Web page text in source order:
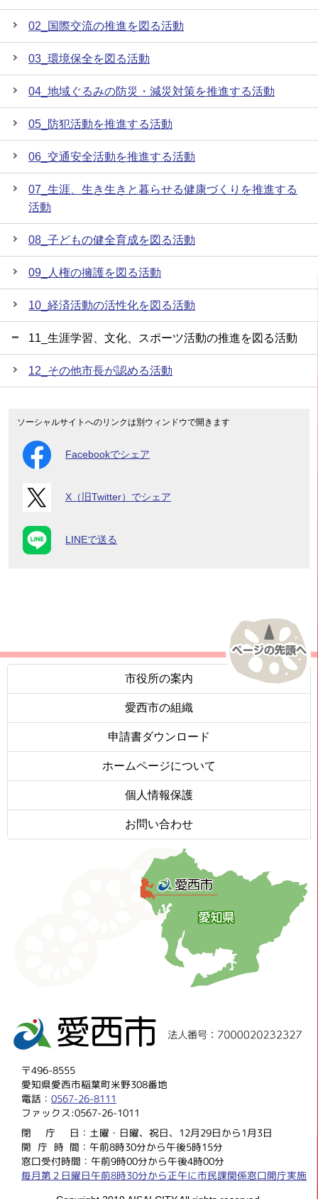
02_国際交流の推進を図る活動
03_環境保全を図る活動
04_地域ぐるみの防災・減災対策を推進する活動
05_防犯活動を推進する活動
06_交通安全活動を推進する活動
07_生涯、生き生きと暮らせる健康づくりを推進する
活動
08_子どもの健全育成を図る活動
09_人権の擁護を図る活動
10_経済活動の活性化を図る活動
11_生涯学習、文化、スポーツ活動の推進を図る活動
12_その他市長が認める活動
ソーシャルサイトへのリンクは別ウィンドウで開きます
Facebookでシェア
X（旧Twitter）でシェア
LINEで送る
市役所の案内
愛西市の組織
申請書ダウンロード
ホームページについて
個人情報保護
お問い合わせ
〒496-8555
愛知県愛西市稲葉町米野308番地
電話：0567-26-8111
ファックス:0567-26-1011
閉庁 日：土曜・日曜、祝日、12月29日から1月3日
開庁時 間：午前8時30分から午後5時15分
窓口受付時間：午前9時00分から午後4時00分
毎月第２日曜日午前8時30分から正午に市民課関係窓口開庁実施